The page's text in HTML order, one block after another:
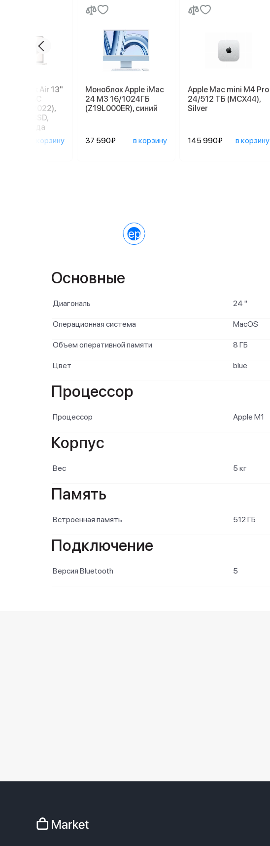
MacBook Air 13"
(M2, 8C
GPU, 2022),
256 ГБ SSD,
звезда
в корзину
Моноблок Apple iMac
24 M3 16/1024ГБ
(Z19L000ER), синий
37 590₽ в корзину
Apple Mac mini M4 Pro
24/512 ТБ (MCX44),
Silver
145 990₽ в корзину
Характеристики
Основные
Диагональ 24 "
Операционная система MacOS
Объем оперативной памяти 8 ГБ
Цвет blue
Процессор
Процессор Apple M1
Корпус
Вес 5 кг
Память
Встроенная память 512 ГБ
Подключение
Версия Bluetooth 5